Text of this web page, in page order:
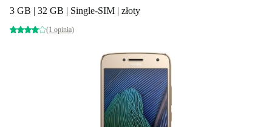
3 GB | 32 GB | Single-SIM | złoty
(1 opinia)